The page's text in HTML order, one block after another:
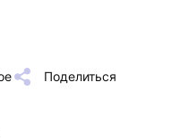
Поделиться